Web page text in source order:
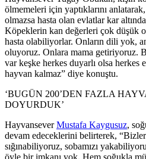
ölmemeleri için yaptıklarını
olmazsa hasta olan evlatlar kar
Köpeklerin kan değerleri çok düşük
hasta olabiliyorlar. Onların dili yok,
oluyoruz. Onlara mama getiriyoruz.
var keşke herkes duyarlı olsa herkes
hayvan kalmaz” diye konuştu.
‘BUGÜN 200’DEN FAZLA
DOYURDUK’
HayvanseverMustafa Kaygusuz,
devam edeceklerini belirterek,
sığınabiliyoruz, sobamızı
öyle bir imkanı yok. Hem soğukla